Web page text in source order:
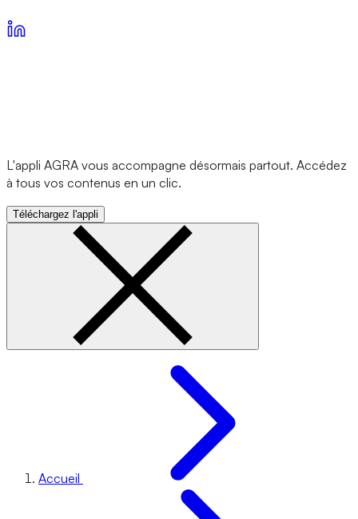
L'appli AGRA vous accompagne désormais partout. Accédez
à tous vos contenus en un clic.
Téléchargez l'appli
Accueil